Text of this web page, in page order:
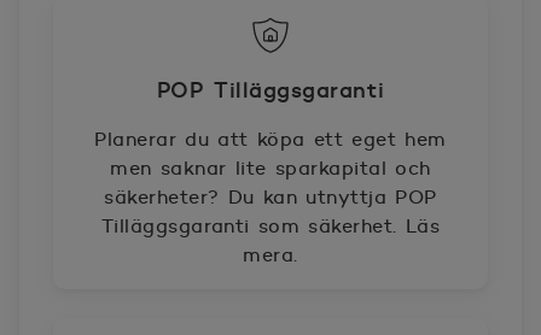
POP Tilläggsgaranti
Planerar du att köpa ett eget hem
men saknar lite sparkapital och
säkerheter? Du kan utnyttja POP
Tilläggsgaranti som säkerhet. Läs
mera.